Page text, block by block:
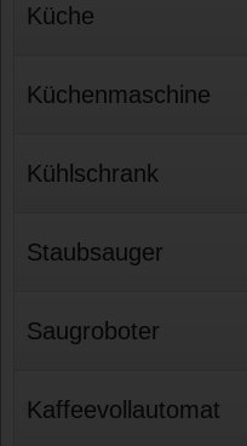
Küche
Küchenmaschine
Kühlschrank
Staubsauger
Saugroboter
Kaffeevollautomat